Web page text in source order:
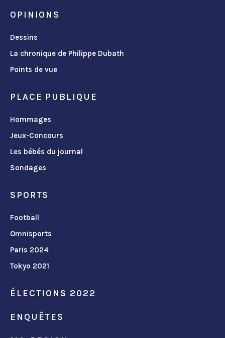
OPINIONS
Dessins
La chronique de Philippe Dubath
Points de vue
PLACE PUBLIQUE
Hommages
Jeux-Concours
Les bébés du journal
Sondages
SPORTS
Football
Omnisports
Paris 2024
Tokyo 2021
ÉLECTIONS 2022
ENQUÊTES